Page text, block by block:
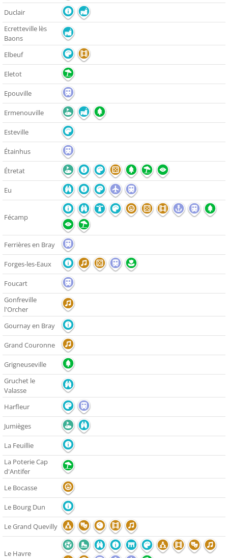
Duclair
Ecretteville lès
Baons
Elbeuf
Eletot
Epouville
Ermenouville
Esteville
Étainhus
Étretat
Eu
Fécamp
Ferrières en Bray
Forges-les-Eaux
Foucart
Gonfreville
l'Orcher
Gournay en Bray
Grand Couronne
Grigneuseville
Gruchet le
Valasse
Harfleur
Jumièges
La Feuillie
La Poterie Cap
d'Antifer
Le Bocasse
Le Bourg Dun
Le Grand Quevilly
Le Havre